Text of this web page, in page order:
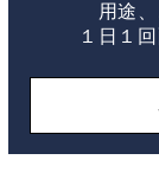
用途
１日１